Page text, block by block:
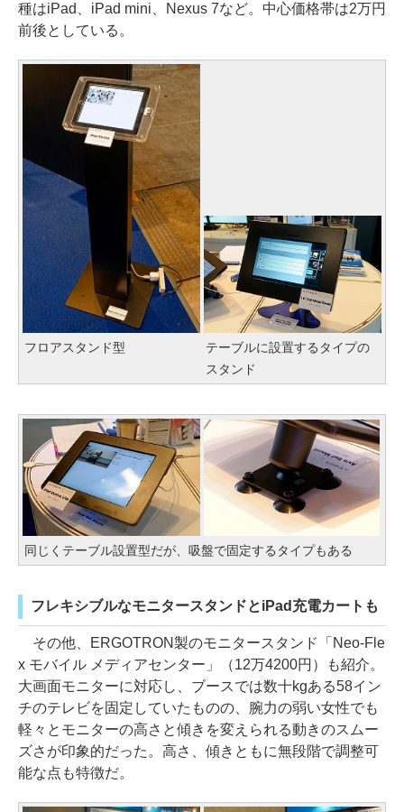
種はiPad、iPad mini、Nexus 7など。中心価格帯は2万円
前後としている。
フロアスタンド型
テーブルに設置するタイプの
スタンド
同じくテーブル設置型だが、吸盤で固定するタイプもある
フレキシブルなモニタースタンドとiPad充電カートも
その他、ERGOTRON製のモニタースタンド「Neo-Fle
x モバイル メディアセンター」（12万4200円）も紹介。
大画面モニターに対応し、ブースでは数十kgある58イン
チのテレビを固定していたものの、腕力の弱い女性でも
軽々とモニターの高さと傾きを変えられる動きのスムー
ズさが印象的だった。高さ、傾きともに無段階で調整可
能な点も特徴だ。